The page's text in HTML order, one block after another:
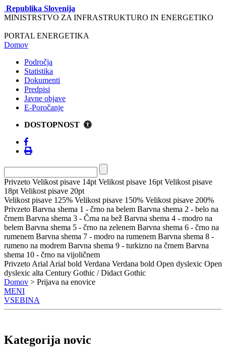
Republika Slovenija
MINISTRSTVO ZA INFRASTRUKTURO IN ENERGETIKO
PORTAL ENERGETIKA
Domov
Področja
Statistika
Dokumenti
Predpisi
Javne objave
E-Poročanje
DOSTOPNOST
Privzeto Velikost pisave 14pt Velikost pisave 16pt Velikost pisave
18pt Velikost pisave 20pt
Velikost pisave 125% Velikost pisave 150% Velikost pisave 200%
Privzeto Barvna shema 1 - črno na belem Barvna shema 2 - belo na
črnem Barvna shema 3 - Črna na bež Barvna shema 4 - modro na
belem Barvna shema 5 - črno na zelenem Barvna shema 6 - črno na
rumenem Barvna shema 7 - modro na rumenem Barvna shema 8 -
rumeno na modrem Barvna shema 9 - turkizno na črnem Barvna
shema 10 - črno na vijoličnem
Privzeto Arial Arial bold Verdana Verdana bold Open dyslexic Open
dyslexic alta Century Gothic / Didact Gothic
Domov > Prijava na enovice
MENI
VSEBINA
Kategorija novic